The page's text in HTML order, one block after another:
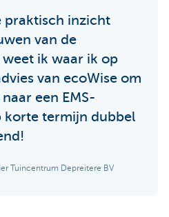
praktisch inzicht
van de
ik waar ik op
van ecoWise om
een EMS-
korte termijn dubbel
Tuincentrum Depreitere BV